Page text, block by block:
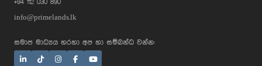
+94 112 030 890
info@primelands.lk
සමාජ මාධ්‍යය හරහා අප හා සම්බන්ධ වන්න: